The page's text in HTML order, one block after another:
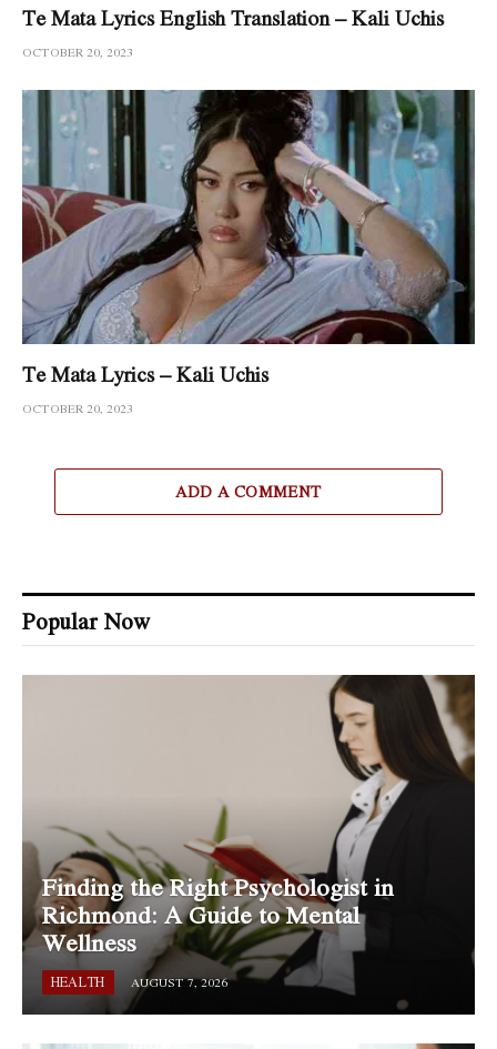
Te Mata Lyrics English Translation – Kali Uchis
OCTOBER 20, 2023
Te Mata Lyrics – Kali Uchis
OCTOBER 20, 2023
ADD A COMMENT
Popular Now
Finding the Right Psychologist in
Richmond: A Guide to Mental
Wellness
HEALTH AUGUST 7, 2026